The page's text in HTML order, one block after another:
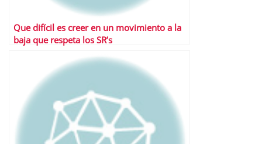
Que difícil es creer en un movimiento a la
baja que respeta los SR’s